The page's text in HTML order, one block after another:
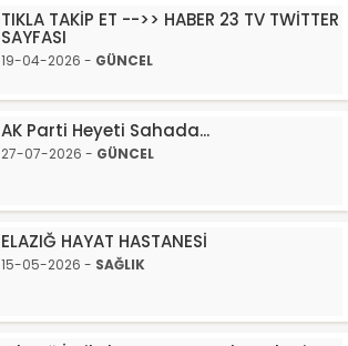
TIKLA TAKİP ET -->> HABER 23 TV TWİTTER
SAYFASI
19-04-2026 - GÜNCEL
AK Parti Heyeti Sahada...
27-07-2026 - GÜNCEL
ELAZIĞ HAYAT HASTANESİ
15-05-2026 - SAĞLIK